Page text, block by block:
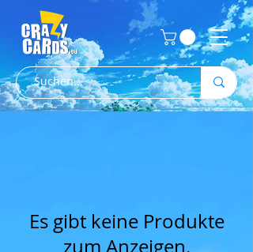
Es gibt keine Produkte
zum Anzeigen.